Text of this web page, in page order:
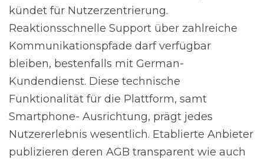
kündet für Nutzerzentrierung.
Reaktionsschnelle Support über zahlreiche
Kommunikationspfade darf verfügbar
bleiben, bestenfalls mit German-
Kundendienst. Diese technische
Funktionalität für die Plattform, samt
Smartphone- Ausrichtung, prägt jedes
Nutzererlebnis wesentlich. Etablierte Anbieter
publizieren deren AGB transparent wie auch